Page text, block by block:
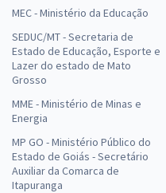
MEC - Ministério da Educação
SEDUC/MT - Secretaria de
Estado de Educação, Esporte e
Lazer do estado de Mato
Grosso
MME - Ministério de Minas e
Energia
MP GO - Ministério Público do
Estado de Goiás - Secretário
Auxiliar da Comarca de
Itapuranga